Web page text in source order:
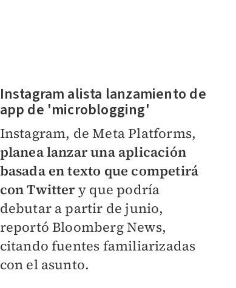
Instagram alista lanzamiento de
app de 'microblogging'
Instagram, de Meta Platforms,
planea lanzar una aplicación
basada en texto que competirá
con Twittery que podría
debutar a partir de junio,
reportó Bloomberg News,
citando fuentes familiarizadas
con el asunto.